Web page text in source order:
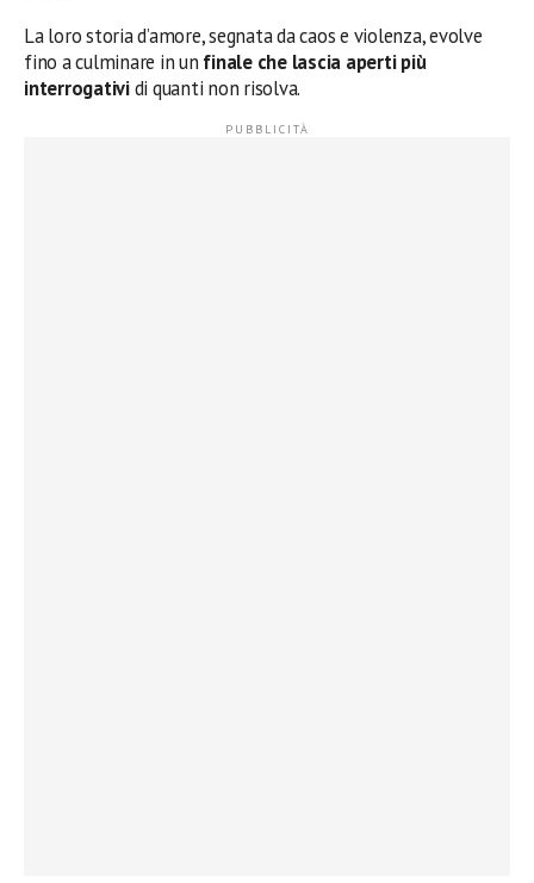
La loro storia d’amore, segnata da caos e violenza, evolve
fino a culminare in un finale che lascia aperti più
interrogatividi quanti non risolva.